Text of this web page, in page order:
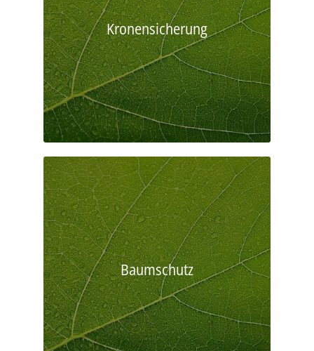
Kronensicherung
Baumschutz